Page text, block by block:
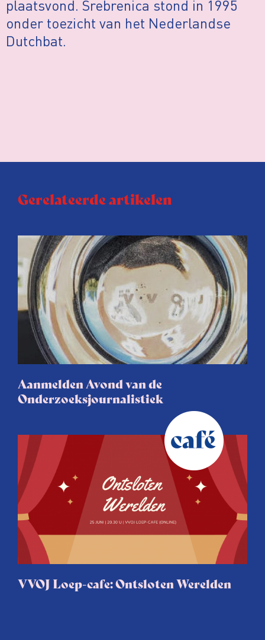
plaatsvond. Srebrenica stond in 1995
onder toezicht van het Nederlandse
Dutchbat.
Gerelateerde artikelen
Aanmelden Avond van de
Onderzoeksjournalistiek
VVOJ Loep-cafe: Ontsloten Werelden